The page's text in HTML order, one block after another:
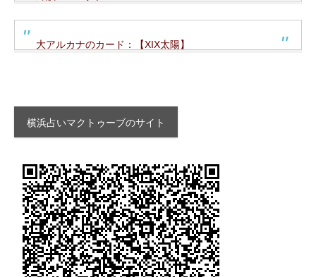
大アルカナのカード：【XIX太陽】
横浜占いマクトゥーブのサイト